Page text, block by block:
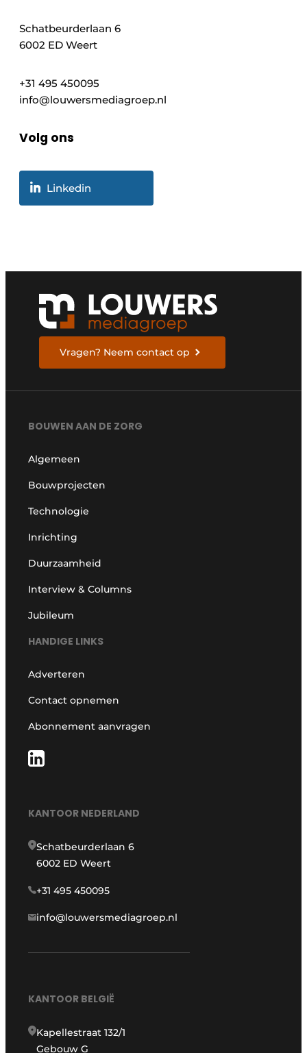
Schatbeurderlaan 6
6002 ED Weert
+31 495 450095
info@louwersmediagroep.nl
Volg ons
Linkedin
Vragen? Neem contact op
BOUWEN AAN DE ZORG
Algemeen
Bouwprojecten
Technologie
Inrichting
Duurzaamheid
Interview & Columns
Jubileum
HANDIGE LINKS
Adverteren
Contact opnemen
Abonnement aanvragen
KANTOOR NEDERLAND
Schatbeurderlaan 6
6002 ED Weert
+31 495 450095
info@louwersmediagroep.nl
KANTOOR BELGIË
Kapellestraat 132/1
Gebouw G